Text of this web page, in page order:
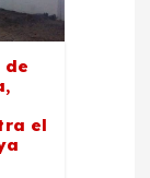
de
el